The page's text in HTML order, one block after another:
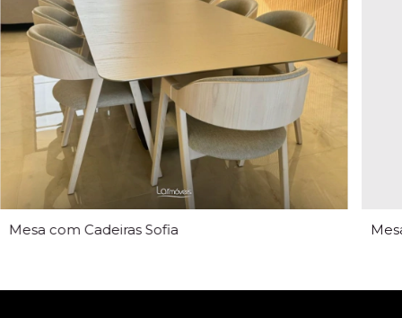
Mesa com Cadeiras Sofia